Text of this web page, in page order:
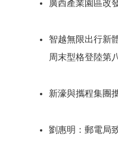
廣西產業園區改
智越無限出行新
周末型格登陸第
新濠與攜程集團
劉惠明：郵電局